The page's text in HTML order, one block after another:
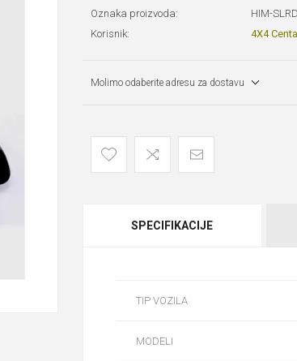
Oznaka proizvoda:
HIM-
Korisnik:
4X4
Molimo odaberite adresu za dostavu
SPECIFIKACIJE
TIP VOZILA
MODELI